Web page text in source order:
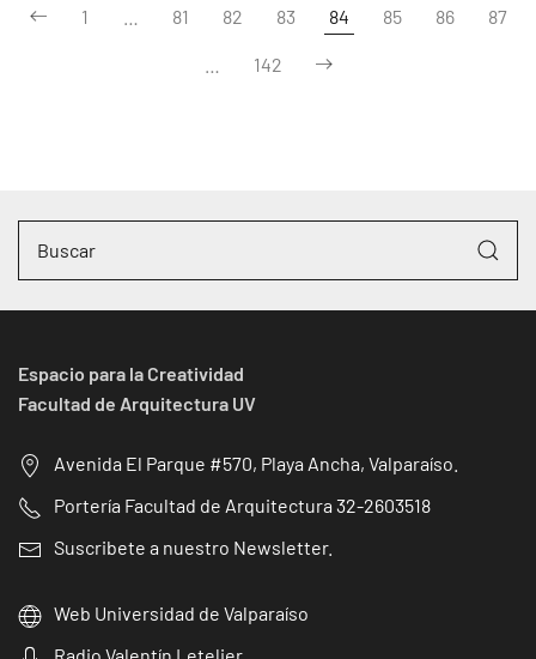
1 81 82 83 84 85 86 87
142
Espacio para la Creatividad
Facultad de Arquitectura UV
Avenida El Parque #570, Playa Ancha, Valparaíso.
Portería Facultad de Arquitectura 32-2603518
Suscribete a nuestro Newsletter.
Web Universidad de Valparaíso
Radio Valentín Letelier.